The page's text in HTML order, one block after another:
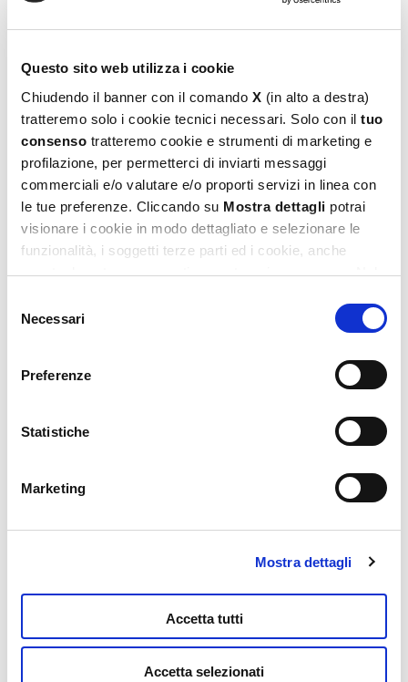
Questo sito web utilizza i cookie
Chiudendo il banner con il comando X (in alto a destra)
tratteremo solo i cookie tecnici necessari. Solo con il tuo
consenso tratteremo cookie e strumenti di marketing e
profilazione, per permetterci di inviarti messaggi
commerciali e/o valutare e/o proporti servizi in linea con
le tue preferenze. Cliccando su Mostra dettagli potrai
visionare i cookie in modo dettagliato e selezionare le
funzionalità, i soggetti terze parti ed i cookie, anche
eventualmente raggruppati per categorie omogenee. Nel
Privacy e Cookie Policy,
dove potrai avere maggiori
informazioni e modificare le tue scelte. Potrai verificare e
modificare i tuoi consensi anche cliccando sul simbolo
della graffetta presente su ogni pagina
delNecessari
Preferenze
Statistiche
Marketing
Mostra dettagli
Accetta tutti
Accetta selezionati
Leggi tutto